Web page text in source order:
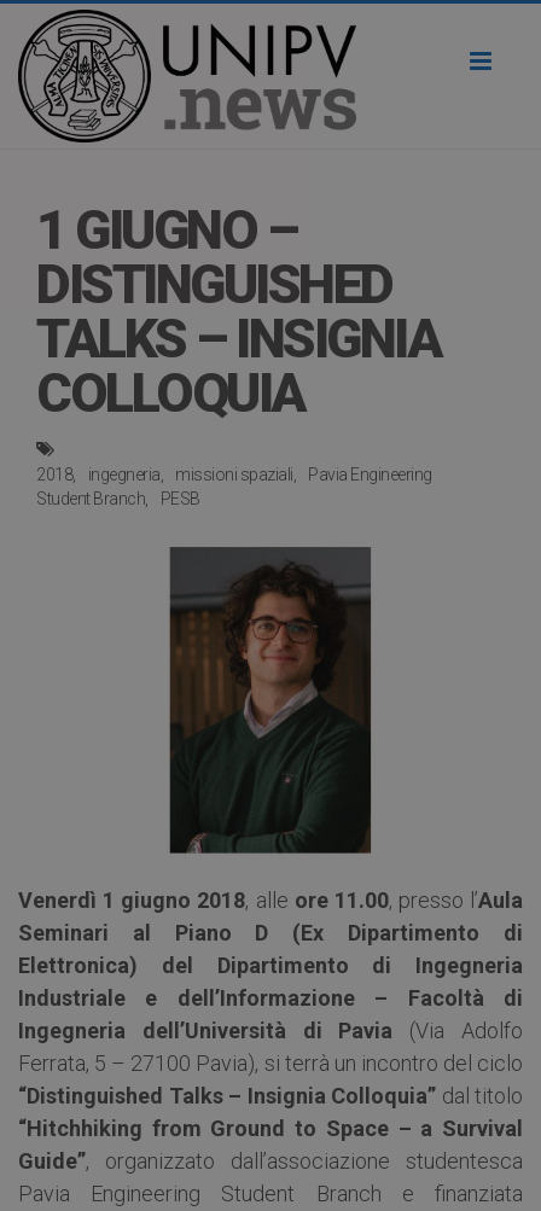
1 GIUGNO –
DISTINGUISHED
TALKS – INSIGNIA
COLLOQUIA
2018 ingegneria missioni spaziali
Pavia Engineering
Student Branch
PESB
Venerdì 1 giugno 2018, alle ore 11.00, presso l’Aula
Seminari al Piano D (Ex Dipartimento di
Elettronica) del Dipartimento di Ingegneria
Industriale e dell’Informazione – Facoltà di
Ingegneria dell’Università di Pavia (Via Adolfo
Ferrata, 5 – 27100 Pavia), si terrà un incontro del ciclo
“Distinguished Talks – Insignia Colloquia” dal titolo
“Hitchhiking from Ground to Space – a Survival
Guide”, organizzato dall’associazione studentesca
Pavia Engineering Student Branch e finanziata